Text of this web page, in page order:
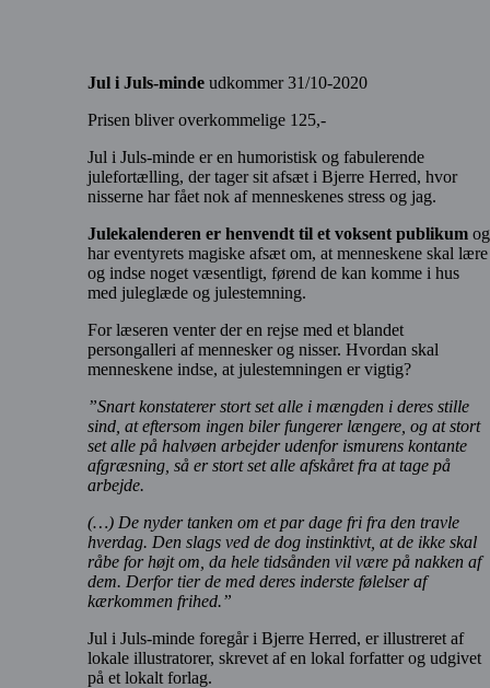
Jul i Juls-minde udkommer 31/10-2020
Prisen bliver overkommelige 125,-
Jul i Juls-minde er en humoristisk og fabulerende
julefortælling, der tager sit afsæt i Bjerre Herred, hvor
nisserne har fået nok af menneskenes stress og jag.
Julekalenderen er henvendt til et voksent publikum og
har eventyrets magiske afsæt om, at menneskene skal lære
og indse noget væsentligt, førend de kan komme i hus
med juleglæde og julestemning.
For læseren venter der en rejse med et blandet
persongalleri af mennesker og nisser. Hvordan skal
menneskene indse, at julestemningen er vigtig?
”Snart konstaterer stort set alle i mængden i deres stille
sind, at eftersom ingen biler fungerer længere, og at stort
set alle på halvøen arbejder udenfor ismurens kontante
afgræsning, så er stort set alle afskåret fra at tage på
arbejde.
(…) De nyder tanken om et par dage fri fra den travle
hverdag. Den slags ved de dog instinktivt, at de ikke skal
råbe for højt om, da hele tidsånden vil være på nakken af
dem. Derfor tier de med deres inderste følelser af
kærkommen frihed.”
Jul i Juls-minde foregår i Bjerre Herred, er illustreret af
lokale illustratorer, skrevet af en lokal forfatter og udgivet
på et lokalt forlag.